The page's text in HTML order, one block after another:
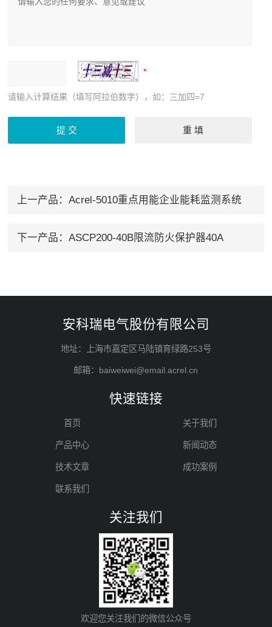
请输入计算结果（填写阿拉伯数字），如：三加四=7
上一产品： Acrel-5010重点用能企业能耗监测系统
下一产品： ASCP200-40B限流防火保护器40A
安科瑞电气股份有限公司
地址：上海市嘉定区马陆镇育绿路253号
邮箱：baiweiwei@email.acrel.cn
快速链接
首页 关于我们
产品中心 新闻动态
技术文章 成功案例
联系我们
关注我们
欢迎您关注我们的微信公众号